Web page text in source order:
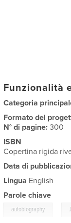
Funzionalità
Categoria
Formato del
N° di pagine:300
ISBN
Copertina rigida
Data di
Lingua English
Parole chiave
autobiography